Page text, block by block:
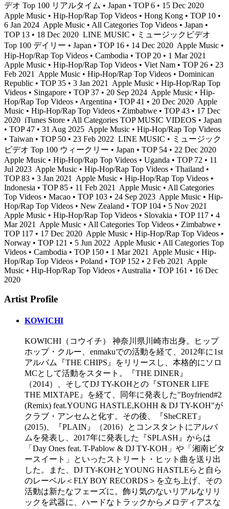
デオ Top 100 リアルタイム • Japan • TOP 6 • 15 Dec 2020
Apple Music • Hip-Hop/Rap Top Videos • Hong Kong • TOP 10 •
6 Jan 2024 Apple Music • All Categories Top Videos • Japan •
TOP 13 • 18 Dec 2020 LINE MUSIC • ミュージックビデオ
Top 100 デイリー • Japan • TOP 16 • 14 Dec 2020 Apple Music •
Hip-Hop/Rap Top Videos • Cambodia • TOP 20 • 1 Mar 2021
Apple Music • Hip-Hop/Rap Top Videos • Viet Nam • TOP 26 • 23
Feb 2021
Apple Music • Hip-Hop/Rap Top Videos • Dominican
Republic • TOP 35 • 3 Jan 2021
Apple Music • Hip-Hop/Rap Top
Videos • Singapore • TOP 37 • 20 Sep 2024 Apple Music • Hip-
Hop/Rap Top Videos • Argentina • TOP 41 • 20 Dec 2020 Apple
Music • Hip-Hop/Rap Top Videos • Zimbabwe • TOP 43 • 17 Dec
2020 iTunes Store • All Categories TOP MUSIC VIDEOS • Japan
• TOP 47 • 31 Aug 2025 Apple Music • Hip-Hop/Rap Top Videos
• Taiwan • TOP 50 • 23 Feb 2022 LINE MUSIC • ミュージック
ビデオ Top 100 ウィークリー • Japan • TOP 54 • 22 Dec 2020
Apple Music • Hip-Hop/Rap Top Videos • Uganda • TOP 72 • 11
Jul 2023 Apple Music • Hip-Hop/Rap Top Videos • Thailand •
TOP 83 • 3 Jan 2021
Apple Music • Hip-Hop/Rap Top Videos •
Indonesia • TOP 85 • 11 Feb 2021
Apple Music • All Categories
Top Videos • Macao • TOP 103 • 24 Sep 2023 Apple Music • Hip-
Hop/Rap Top Videos • New Zealand • TOP 104 • 5 Nov 2021
Apple Music • Hip-Hop/Rap Top Videos • Slovakia • TOP 117 • 4
Mar 2021
Apple Music • All Categories Top Videos • Zimbabwe •
TOP 117 • 17 Dec 2020 Apple Music • Hip-Hop/Rap Top Videos •
Norway • TOP 121 • 5 Jun 2022 Apple Music • All Categories Top
Videos • Cambodia • TOP 150 • 1 Mar 2021
Apple Music • Hip-
Hop/Rap Top Videos • Poland • TOP 152 • 2 Feb 2021
Apple
Music • Hip-Hop/Rap Top Videos • Australia • TOP 161 • 16 Dec
2020
Artist Profile
KOWICHI
KOWICHI（コウイチ） 神奈川県川崎市出身。ヒップ
ホップ・クルー、enmakuでの活動を経て、2012年に1st
アルバム『THE CHIPS』をリリースし、本格的にソロ
MCとして活動をスタート。『THE DINER』
（2014）、そしてDJ TY-KOHとの『STONER LIFE
THE MIXTAPE』を経て、同年に発表した"Boyfriend#2
(Remix) feat.YOUNG HASTLE,KOHH & DJ TY-KOH"が
クラブ・アンセムと化す。その後、『SheCRET』
(2015)、『PLAIN』（2016）とコンスタントにアルバ
ムを発表し、2017年に発表した『SPLASH』からは
「Day Ones feat. T-Pablow & DJ TY-KOH」や「湘南ビタ
ースイート」といったストリート・ヒット曲を送り出
した。また、DJ TY-KOHとYOUNG HASTLEらと自ら
のレーベル＜FLY BOY RECORDS＞を立ち上げ、その
活動は新たなフェーズに。飾り気のないリアルなリリ
ックを武器に、ハードなトラックからメロディアスな